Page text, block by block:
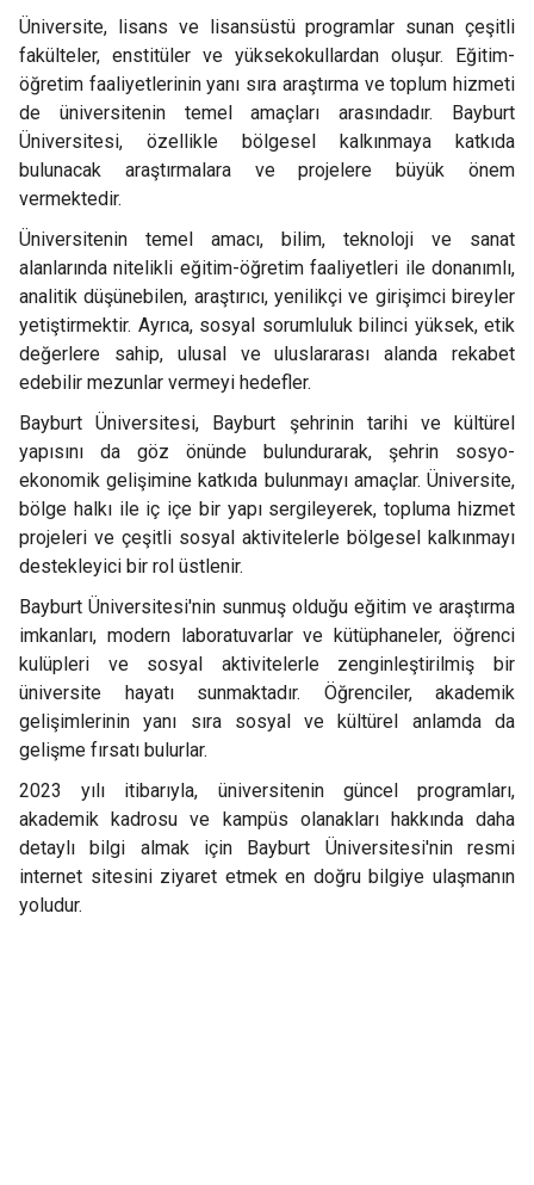
Üniversite, lisans ve lisansüstü programlar sunan çeşitli
fakülteler, enstitüler ve yüksekokullardan oluşur. Eğitim-
öğretim faaliyetlerinin yanı sıra araştırma ve toplum hizmeti
de üniversitenin temel amaçları arasındadır. Bayburt
Üniversitesi, özellikle bölgesel kalkınmaya katkıda
bulunacak araştırmalara ve projelere büyük önem
vermektedir.
Üniversitenin temel amacı, bilim, teknoloji ve sanat
alanlarında nitelikli eğitim-öğretim faaliyetleri ile donanımlı,
analitik düşünebilen, araştırıcı, yenilikçi ve girişimci bireyler
yetiştirmektir. Ayrıca, sosyal sorumluluk bilinci yüksek, etik
değerlere sahip, ulusal ve uluslararası alanda rekabet
edebilir mezunlar vermeyi hedefler.
Bayburt Üniversitesi, Bayburt şehrinin tarihi ve kültürel
yapısını da göz önünde bulundurarak, şehrin sosyo-
ekonomik gelişimine katkıda bulunmayı amaçlar. Üniversite,
bölge halkı ile iç içe bir yapı sergileyerek, topluma hizmet
projeleri ve çeşitli sosyal aktivitelerle bölgesel kalkınmayı
destekleyici bir rol üstlenir.
Bayburt Üniversitesi'nin sunmuş olduğu eğitim ve araştırma
imkanları, modern laboratuvarlar ve kütüphaneler, öğrenci
kulüpleri ve sosyal aktivitelerle zenginleştirilmiş bir
üniversite hayatı sunmaktadır. Öğrenciler, akademik
gelişimlerinin yanı sıra sosyal ve kültürel anlamda da
gelişme fırsatı bulurlar.
2023 yılı itibarıyla, üniversitenin güncel programları,
akademik kadrosu ve kampüs olanakları hakkında daha
detaylı bilgi almak için Bayburt Üniversitesi'nin resmi
internet sitesini ziyaret etmek en doğru bilgiye ulaşmanın
yoludur.